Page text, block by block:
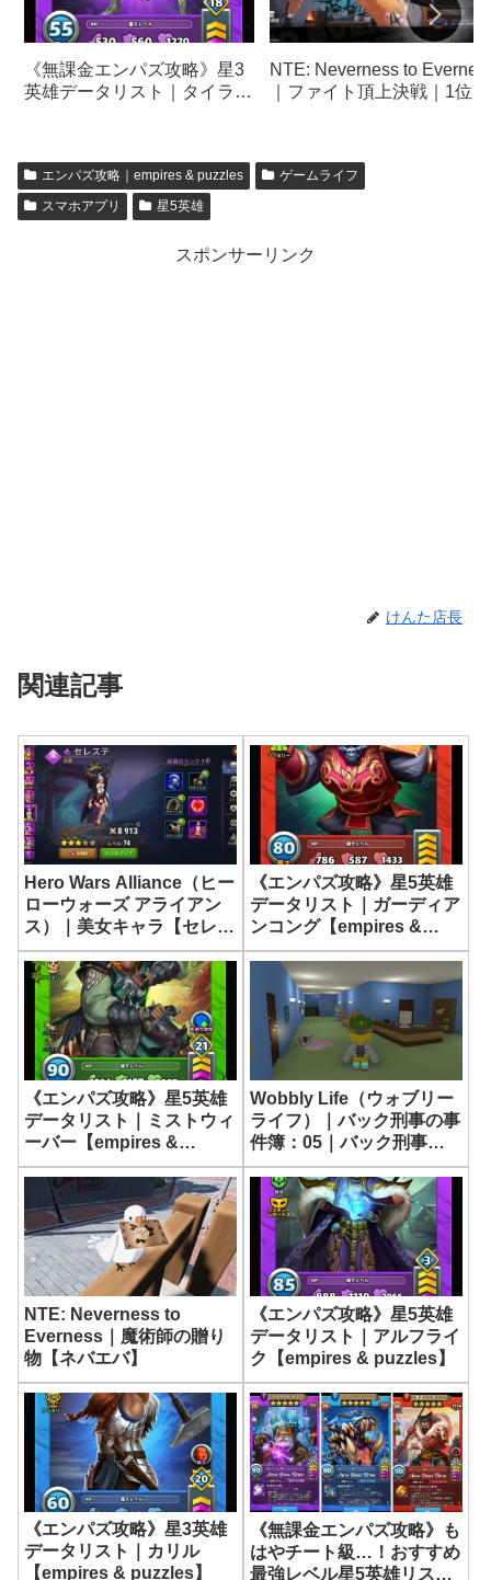
《無課金エンパズ攻略》星3
英雄データリスト｜タイラム
NTE: Neverness to
｜ファイト頂上決戦｜1位に
エンパズ攻略｜empires & puzzles
ゲームライフ
スマホアプリ
星5英雄
スポンサーリンク
けんた店長
関連記事
Hero Wars Alliance（ヒー
ローウォーズ アライアン
ス）｜美女キャラ【セレス
テ】育成してみた
《エンパズ攻略》星5英雄
データリスト｜ガーディア
ンコング【empires &
puzzles】
《エンパズ攻略》星5英雄
データリスト｜ミストウィ
ーバー【empires &
puzzles】
Wobbly Life（ウォブリー
ライフ）｜バック刑事の事
件簿：05｜バック刑事の
帽子
NTE: Neverness to
Everness｜魔術師の贈り
物【ネバエバ】
《エンパズ攻略》星5英雄
データリスト｜アルフライ
ク【empires & puzzles】
《エンパズ攻略》星3英雄
データリスト｜カリル
【empires & puzzles】
《無課金エンパズ攻略》も
はやチート級…！おすすめ
最強レベル星5英雄リスト